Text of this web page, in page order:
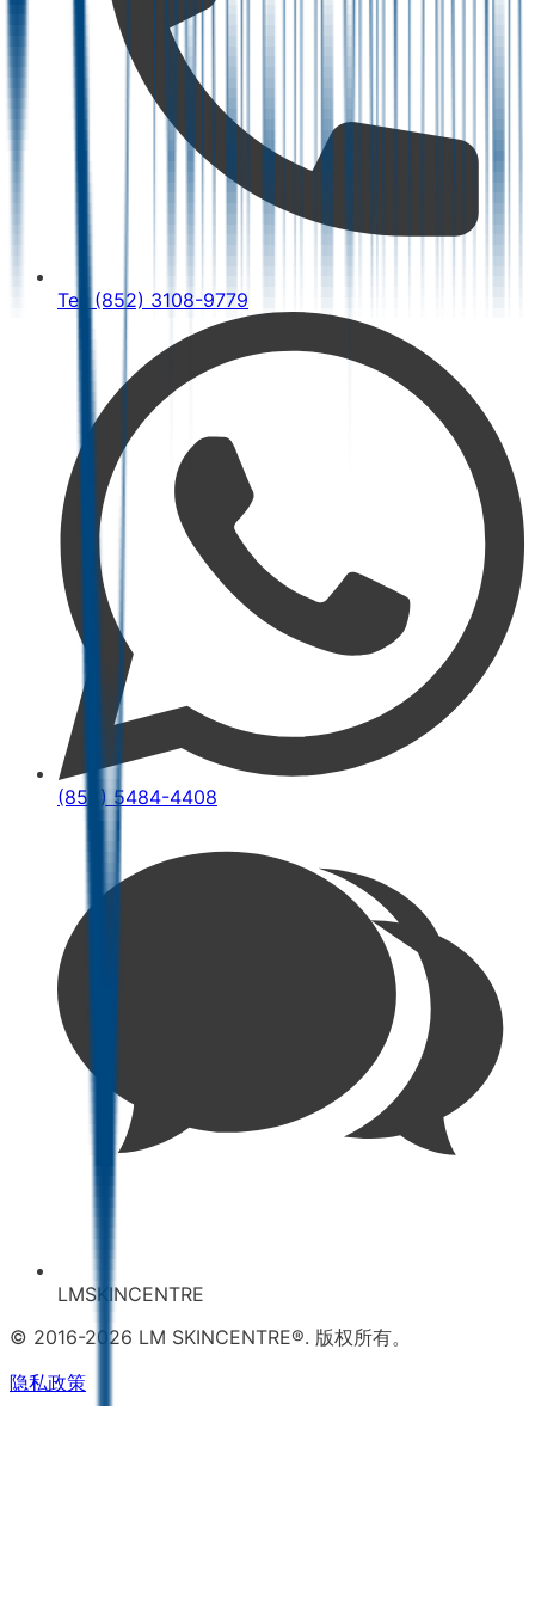
Tel: (852) 3108-9779
(852) 5484-4408
LMSKINCENTRE
© 2016-2026 LM SKINCENTRE®. 版权所有。
隐私政策